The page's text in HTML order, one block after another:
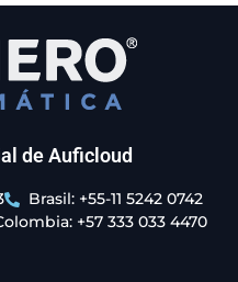
de Auficloud
Brasil: +55-11 5242 0742
+57 333 033 4470